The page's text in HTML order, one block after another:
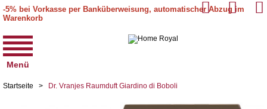
-5% bei Vorkasse per Banküberweisung, automatischer Abzug im
Warenkorb
Menü
Startseite > Dr. Vranjes Raumduft Giardino di Boboli